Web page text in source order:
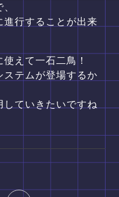
行することが出来
えて一石二鳥！
ステムが登場するか
ていきたいですね